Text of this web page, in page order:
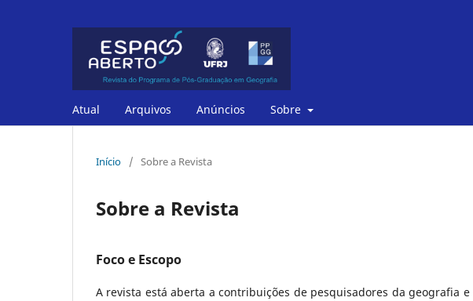
Atual Arquivos Anúncios Sobre
Início / Sobre a Revista
Sobre a Revista
Foco e Escopo
A revista está aberta a contribuições de pesquisadores da geografia